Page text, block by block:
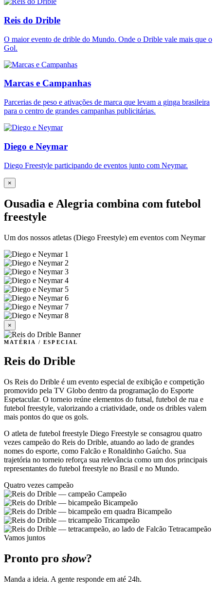
Reis do Drible
O maior evento de drible do Mundo. Onde o Drible vale mais que o
Gol.
Marcas e Campanhas
Parcerias de peso e ativações de marca que levam a ginga brasileira
para o centro de grandes campanhas publicitárias.
Diego e Neymar
Diego Freestyle participando de eventos junto com Neymar.
×
Ousadia e Alegria combina com futebol
freestyle
Um dos nossos atletas (Diego Freestyle) em eventos com Neymar
×
MATÉRIA / ESPECIAL
Reis do Drible
Os Reis do Drible é um evento especial de exibição e competição
promovido pela TV Globo dentro da programação do Esporte
Espetacular. O torneio reúne elementos do futsal, futebol de rua e
futebol freestyle, valorizando a criatividade, onde os dribles valem
mais pontos do que os gols.
O atleta de futebol freestyle Diego Freestyle se consagrou quatro
vezes campeão do Reis do Drible, atuando ao lado de grandes
nomes do esporte, como Falcão e Ronaldinho Gaúcho. Sua
trajetória no torneio reforça sua relevância como um dos principais
representantes do futebol freestyle no Brasil e no Mundo.
Quatro vezes campeão
Campeão
Bicampeão
Bicampeão
Tricampeão
Tetracampeão
Vamos juntos
Pronto pro show?
Manda a ideia. A gente responde em até 24h.